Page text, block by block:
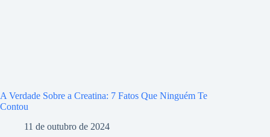
A Verdade Sobre a Creatina: 7 Fatos Que Ninguém Te
Contou
11 de outubro de 2024